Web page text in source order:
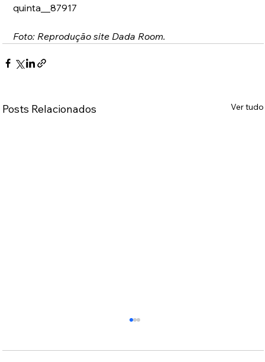
quinta__87917
Foto: Reprodução site Dada Room.
Posts Relacionados Ver tudo